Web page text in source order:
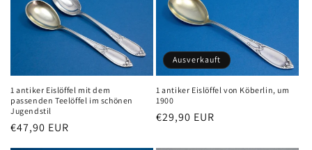
i
e
:
1 antiker Eislöffel mit dem
passenden Teelöffel im schönen
Jugendstil
Normaler
€47,90 EUR
Ausverkauft
1 antiker Eislöffel von Köberlin, um
1900
Normaler
€29,90 EUR